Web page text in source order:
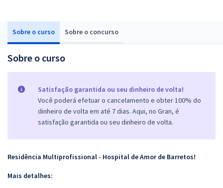
Sobre o curso Sobre o concurso
Sobre o curso
Satisfação garantida ou seu dinheiro de volta!
Você poderá efetuar o cancelamento e obter 100% do
dinheiro de volta em até 7 dias. Aqui, no Gran, é
satisfação garantida ou seu dinheiro de volta.
Residência Multiprofissional - Hospital de Amor de Barretos!
Mais detalhes: